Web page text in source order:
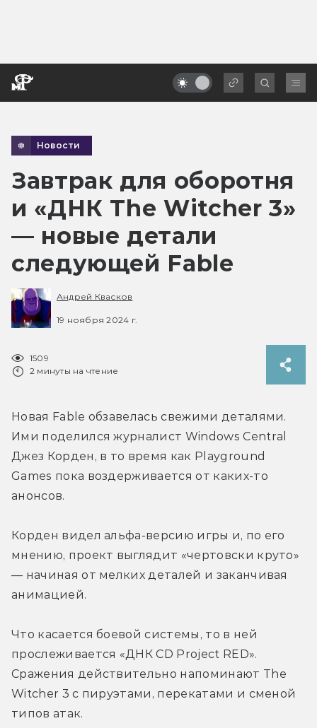
Новости
Завтрак для оборотня
и «ДНК The Witcher 3»
— новые детали
следующей Fable
Андрей Квасков
19 ноября 2024 г.
1509
2 минуты на чтение
Новая Fable обзавелась свежими деталями.
Ими поделился журналист Windows Central
Джез Корден, в то время как Playground
Games пока воздерживается от каких-то
анонсов.
Корден видел альфа-версию игры и, по его
мнению, проект выглядит «чертовски круто»
— начиная от мелких деталей и заканчивая
анимацией.
Что касается боевой системы, то в ней
прослеживается «ДНК CD Project RED».
Сражения действительно напоминают The
Witcher 3 с пируэтами, перекатами и сменой
типов атак.